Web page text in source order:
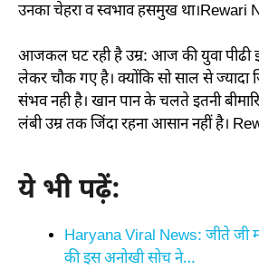
उनका चेहरा व स्वभाव हसमुख था।Rewari
आजकल घट रही है उम्र: आज की युवा पीढी
लेकर चौक गए है। क्योंकि सो साल से
संभव नही है। खान पान के चलते इतनी
लंबी उम्र तक जिंदा रहना आसान नहीं है।
ये भी पढ़ें:
Haryana Viral News: जीते जी
की इस अनोखी सोच ने…